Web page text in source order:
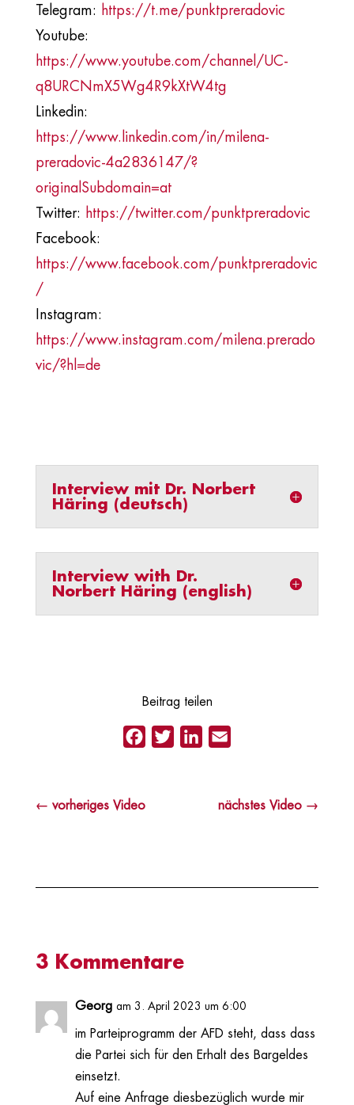
Telegram:
https://t.me/punktpreradovic
Youtube:
https://www.youtube.com/channel/UC-
q8URCNmX5Wg4R9kXtW4tg
Linkedin:
https://www.linkedin.com/in/milena-
preradovic-4a2836147/?
originalSubdomain=at
Twitter:
https://twitter.com/punktpreradovic
Facebook:
https://www.facebook.com/punktpreradovic
/
Instagram:
https://www.instagram.com/milena.prerado
vic/?hl=de
Interview mit Dr. Norbert
Häring (deutsch)
Interview with Dr.
Norbert Häring (english)
Beitrag teilen
Facebook
Twitter LinkedIn
← vorheriges Video nächstes Video →
3 Kommentare
Georg am 3. April 2023 um 6:00
im Parteiprogramm der AFD steht, dass dass
die Partei sich für den Erhalt des Bargeldes
einsetzt.
Auf eine Anfrage diesbezüglich wurde mir